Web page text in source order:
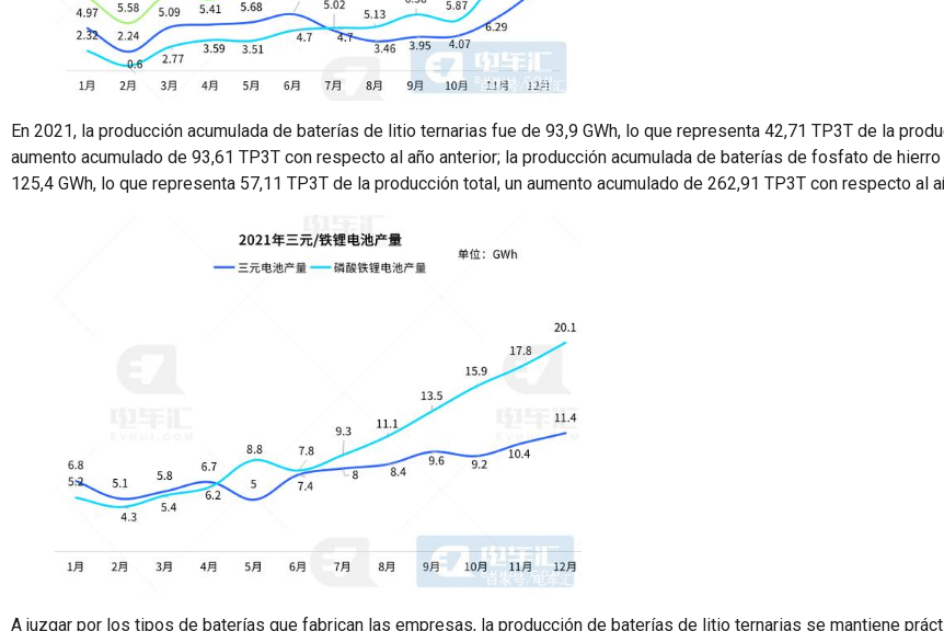
En 2021, la producción acumulada de baterías de litio ternarias fue de 93,9 GWh, lo que representa 42,71 TP3T de la
aumento acumulado de 93,61 TP3T con respecto al año anterior; la producción acumulada de baterías de fosfato de
125,4 GWh, lo que representa 57,11 TP3T de la producción total, un aumento acumulado de 262,91 TP3T con respecto al
A juzgar por los tipos de baterías que fabrican las empresas, la producción de baterías de litio ternarias se mantiene